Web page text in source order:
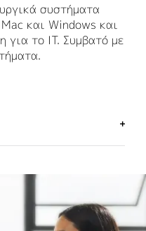
συστήματα
και Windows και
για το IT. Συμβατό με
ΔΕΝ ΘΑ
να συμβάλλει στη
κόσμου.